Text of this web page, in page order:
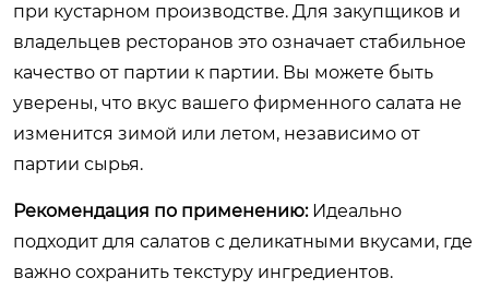
при кустарном производстве. Для закупщиков и
владельцев ресторанов это означает стабильное
качество от партии к партии. Вы можете быть
уверены, что вкус вашего фирменного салата не
изменится зимой или летом, независимо от
партии сырья.
Рекомендация по применению:Идеально
подходит для салатов с деликатными вкусами, где
важно сохранить текстуру ингредиентов.